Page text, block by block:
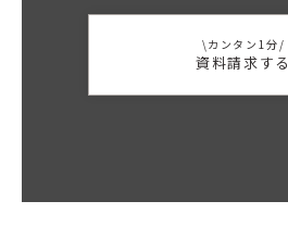
\カンタン1分/
資料請求する